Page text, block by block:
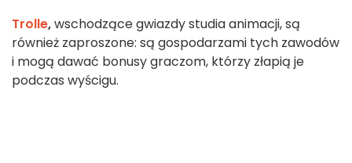
Trolle,wschodzące gwiazdy studia animacji, są
również zaproszone: są gospodarzami tych zawodów
i mogą dawać bonusy graczom, którzy złapią je
podczas wyścigu.